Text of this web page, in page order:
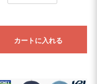
カートに入れる